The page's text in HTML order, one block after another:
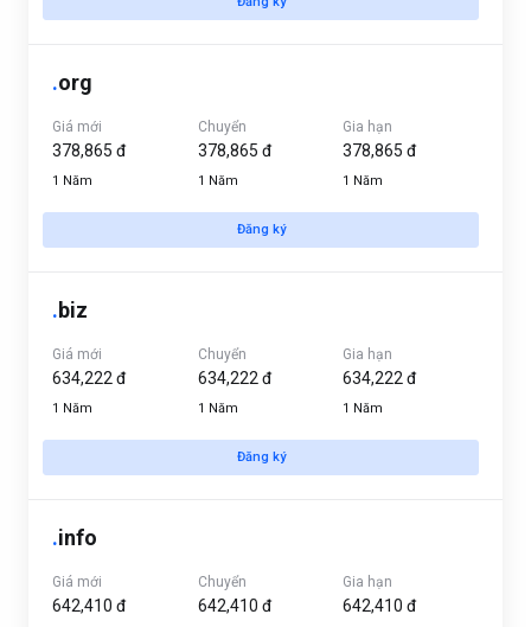
.org
Giá mới
378,865 đ
1 Năm
Chuyển
378,865 đ
1 Năm
Gia hạn
378,865 đ
1 Năm
Đăng ký
.biz
Giá mới
634,222 đ
1 Năm
Chuyển
634,222 đ
1 Năm
Gia hạn
634,222 đ
1 Năm
Đăng ký
.info
Giá mới
642,410 đ
Chuyển
642,410 đ
Gia hạn
642,410 đ